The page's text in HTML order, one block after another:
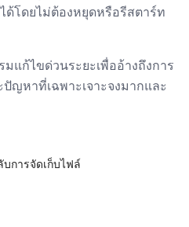
โดยไม่ต้องหยุดหรือรีสตาร์ท
แก้ไขด่วนระยะเพื่ออ้างถึงการ
ญหาที่เฉพาะเจาะจงมากและ
การจัดเก็บไฟล์